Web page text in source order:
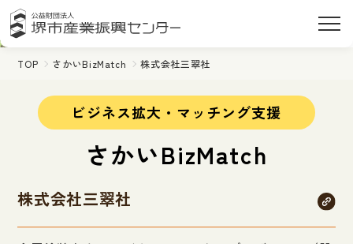
TOP さかいBizMatch 株式会社三翠社
ビジネス拡大・マッチング支援
さかいBizMatch
株式会社三翠社